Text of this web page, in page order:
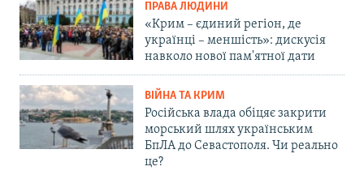
ПРАВА ЛЮДИНИ
«Крим – єдиний регіон, де
українці – меншість»: дискусія
навколо нової пам'ятної дати
ВІЙНА ТА КРИМ
Російська влада обіцяє закрити
морський шлях українським
БпЛА до Севастополя. Чи реально
це?